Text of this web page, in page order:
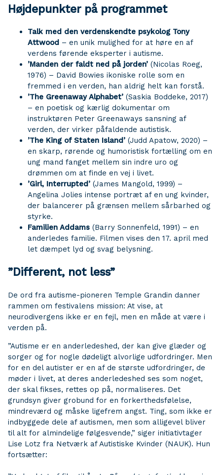
Højdepunkter på programmet
Talk med den verdenskendte psykolog Tony
Attwood – en unik mulighed for at høre en af
verdens førende eksperter i autisme.
’Manden der faldt ned på jorden’ (Nicolas Roeg,
1976) – David Bowies ikoniske rolle som en
fremmed i en verden, han aldrig helt kan forstå.
’The Greenaway Alphabet’ (Saskia Boddeke, 2017)
– en poetisk og kærlig dokumentar om
instruktøren Peter Greenaways sansning af
verden, der virker påfaldende autistisk.
’The King of Staten Island’ (Judd Apatow, 2020) –
en skarp, rørende og humoristisk fortælling om en
ung mand fanget mellem sin indre uro og
drømmen om at finde en vej i livet.
’Girl, Interrupted’ (James Mangold, 1999) –
Angelina Jolies intense portræt af en ung kvinder,
der balancerer på grænsen mellem sårbarhed og
styrke.
Familien Addams (Barry Sonnenfeld, 1991) – en
anderledes familie. Filmen vises den 17. april med
let dæmpet lyd og svag belysning.
”Different, not less”
De ord fra autisme-pioneren Temple Grandin danner
rammen om festivalens mission: At vise, at
neurodivergens ikke er en fejl, men en måde at være i
verden på.
”Autisme er en anderledeshed, der kan give glæder og
sorger og for nogle dødeligt alvorlige udfordringer. Men
for en del autister er en af de største udfordringer, de
møder i livet, at deres anderledeshed ses som noget,
der skal fikses, rettes op på, normaliseres. Det
grundsyn giver grobund for en forkerthedsfølelse,
mindreværd og måske ligefrem angst. Ting, som ikke er
indbyggede dele af autismen, men som alligevel bliver
til alt for almindelige følgesvende,” siger initiativtager
Lise Lotz fra Netværk af Autistiske Kvinder (NAUK). Hun
fortsætter: